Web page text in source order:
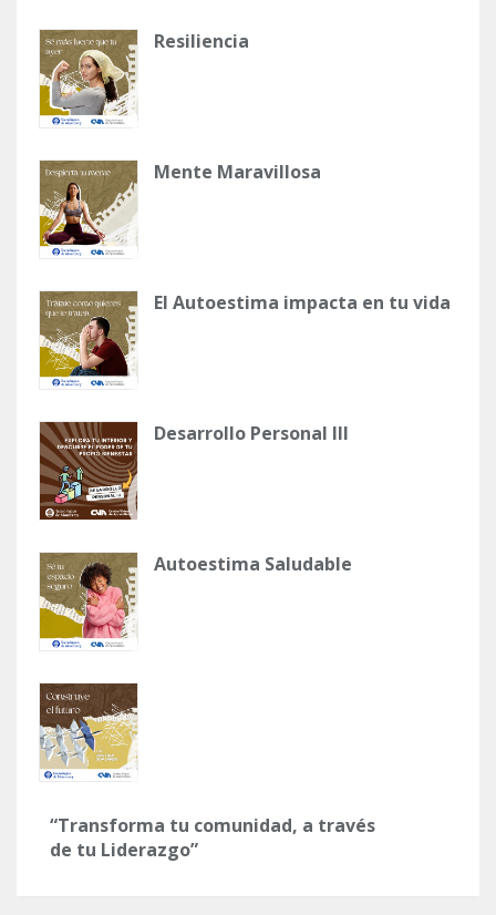
Resiliencia
Mente Maravillosa
El Autoestima impacta en tu vida
Desarrollo Personal III
Autoestima Saludable
“Transforma tu comunidad, a través
de tu Liderazgo”